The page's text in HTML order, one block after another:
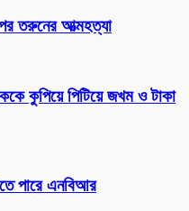
তরুনের আত্মহত্যা
কুপিয়ে পিটিয়ে জখম ও টাকা
পারে এনবিআর